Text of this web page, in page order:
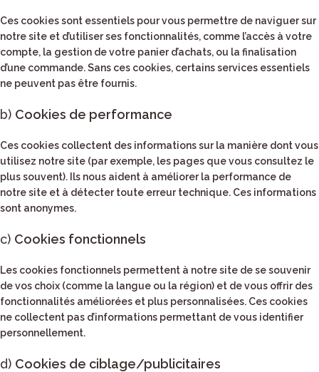
Ces cookies sont essentiels pour vous permettre de naviguer sur
notre site et d’utiliser ses fonctionnalités, comme l’accès à votre
compte, la gestion de votre panier d’achats, ou la finalisation
d’une commande. Sans ces cookies, certains services essentiels
ne peuvent pas être fournis.
b) Cookies de performance
Ces cookies collectent des informations sur la manière dont vous
utilisez notre site (par exemple, les pages que vous consultez le
plus souvent). Ils nous aident à améliorer la performance de
notre site et à détecter toute erreur technique. Ces informations
sont anonymes.
c) Cookies fonctionnels
Les cookies fonctionnels permettent à notre site de se souvenir
de vos choix (comme la langue ou la région) et de vous offrir des
fonctionnalités améliorées et plus personnalisées. Ces cookies
ne collectent pas d’informations permettant de vous identifier
personnellement.
d) Cookies de ciblage/publicitaires